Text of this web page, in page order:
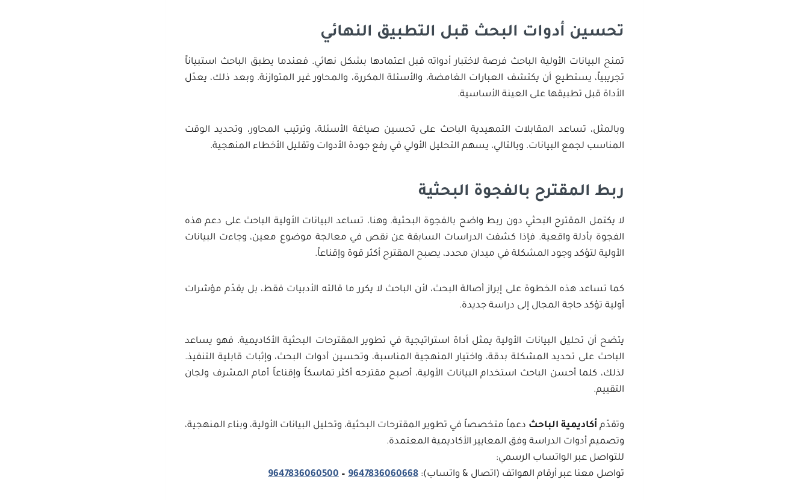
تحسين أدوات البحث قبل التطبيق النهائي
تمنح البيانات الأولية الباحث فرصة لاختبار أدواته قبل اعتمادها بشكل نهائي. فعندما يطبق الباحث استبياناً
تجريبياً، يستطيع أن يكتشف العبارات الغامضة، والأسئلة المكررة، والمحاور غير المتوازنة. وبعد ذلك، يعدّل
الأداة قبل تطبيقها على العينة الأساسية.
وبالمثل، تساعد المقابلات التمهيدية الباحث على تحسين صياغة الأسئلة، وترتيب المحاور، وتحديد الوقت
المناسب لجمع البيانات. وبالتالي، يسهم التحليل الأولي في رفع جودة الأدوات وتقليل الأخطاء المنهجية.
ربط المقترح بالفجوة البحثية
لا يكتمل المقترح البحثي دون ربط واضح بالفجوة البحثية. وهنا، تساعد البيانات الأولية الباحث على دعم هذه
الفجوة بأدلة واقعية. فإذا كشفت الدراسات السابقة عن نقص في معالجة موضوع معين، وجاءت البيانات
الأولية لتؤكد وجود المشكلة في ميدان محدد، يصبح المقترح أكثر قوة وإقناعاً.
كما تساعد هذه الخطوة على إبراز أصالة البحث، لأن الباحث لا يكرر ما قالته الأدبيات فقط، بل يقدّم مؤشرات
أولية تؤكد حاجة المجال إلى دراسة جديدة.
يتضح أن تحليل البيانات الأولية يمثل أداة استراتيجية في تطوير المقترحات البحثية الأكاديمية. فهو يساعد
الباحث على تحديد المشكلة بدقة، واختيار المنهجية المناسبة، وتحسين أدوات البحث، وإثبات قابلية التنفيذ.
لذلك، كلما أحسن الباحث استخدام البيانات الأولية، أصبح مقترحه أكثر تماسكاً وإقناعاً أمام المشرف ولجان
التقييم.
وتقدّم أكاديمية الباحث دعماً متخصصاً في تطوير المقترحات البحثية، وتحليل البيانات الأولية، وبناء المنهجية،
وتصميم أدوات الدراسة وفق المعايير الأكاديمية المعتمدة.
للتواصل عبر الواتساب الرسمي:
تواصل معنا عبر أرقام الهواتف (اتصال & واتساب): 9647836060668
–
9647836060500